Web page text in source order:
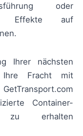
oder
Effekte auf
Ihrer nächsten
Fracht mit
Container-
zu erhalten